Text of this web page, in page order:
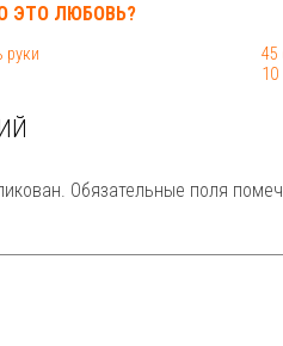
ЭТО ЛЮБОВЬ?
руки
45
Обязательные поля